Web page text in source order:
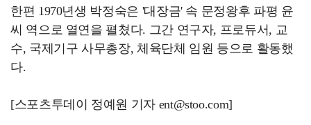
한편 1970년생 박정숙은 '대장금' 속 문정왕후 파평 윤
씨 역으로 열연을 펼쳤다. 그간 연구자, 프로듀서, 교
수, 국제기구 사무총장, 체육단체 임원 등으로 활동했
다.
[스포츠투데이 정예원 기자 ent@stoo.com]